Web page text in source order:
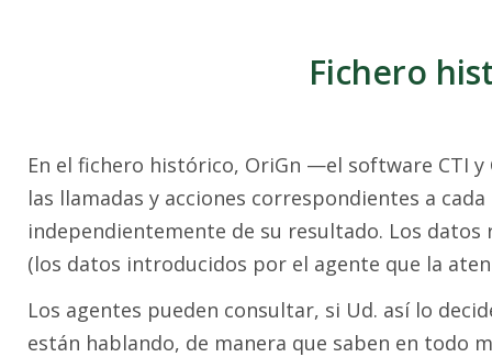
Fichero
En el fichero histórico, OriGn —el software CTI
las llamadas y acciones correspondientes a
independientemente de su resultado. Los
(los datos introducidos por el agente que la
Los agentes pueden consultar, si Ud. así lo
están hablando, de manera que saben en todo